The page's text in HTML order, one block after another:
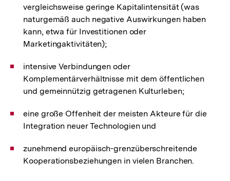
vergleichsweise geringe Kapitalintensität (was
naturgemäß auch negative Auswirkungen haben
kann, etwa für Investitionen oder
Marketingaktivitäten);
intensive Verbindungen oder
Komplementärverhältnisse mit dem öffentlichen
und gemeinnützig getragenen Kulturleben;
eine große Offenheit der meisten Akteure für die
Integration neuer Technologien und
zunehmend europäisch-grenzüberschreitende
Kooperationsbeziehungen in vielen Branchen.